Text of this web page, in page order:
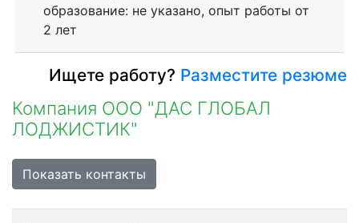
образование: не указано, опыт работы от
2 лет
Ищете работу? Разместите резюме
Компания ООО "ДАС ГЛОБАЛ
ЛОДЖИСТИК"
Показать контакты